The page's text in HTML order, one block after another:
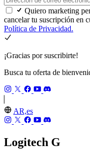
Quiero marketing
cancelar tu suscripción en
Política de Privacidad.
¡Gracias por suscribirte!
Busca tu oferta de
AR,es
Logitech G